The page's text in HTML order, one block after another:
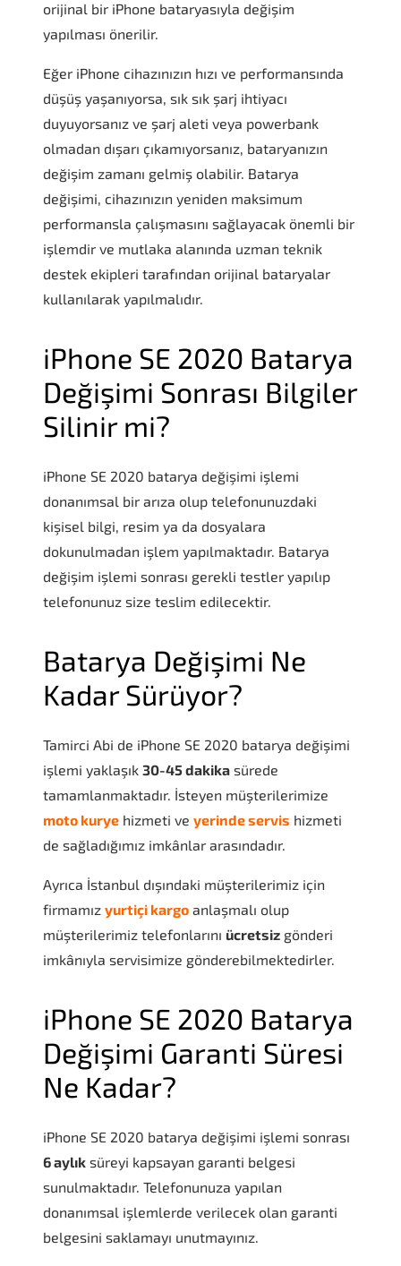
orijinal bir iPhone bataryasıyla değişim
yapılması önerilir.
Eğer iPhone cihazınızın hızı ve performansında
düşüş yaşanıyorsa, sık sık şarj ihtiyacı
duyuyorsanız ve şarj aleti veya powerbank
olmadan dışarı çıkamıyorsanız, bataryanızın
değişim zamanı gelmiş olabilir. Batarya
değişimi, cihazınızın yeniden maksimum
performansla çalışmasını sağlayacak önemli bir
işlemdir ve mutlaka alanında uzman teknik
destek ekipleri tarafından orijinal bataryalar
kullanılarak yapılmalıdır.
iPhone SE 2020 Batarya
Değişimi Sonrası Bilgiler
Silinir mi?
iPhone SE 2020 batarya değişimi işlemi
donanımsal bir arıza olup telefonunuzdaki
kişisel bilgi, resim ya da dosyalara
dokunulmadan işlem yapılmaktadır. Batarya
değişim işlemi sonrası gerekli testler yapılıp
telefonunuz size teslim edilecektir.
Batarya Değişimi Ne
Kadar Sürüyor?
Tamirci Abi de iPhone SE 2020 batarya değişimi
işlemi yaklaşık 30-45 dakika sürede
tamamlanmaktadır. İsteyen müşterilerimize
moto kurye hizmeti ve yerinde servis hizmeti
de sağladığımız imkânlar arasındadır.
Ayrıca İstanbul dışındaki müşterilerimiz için
firmamız yurtiçi kargo anlaşmalı olup
müşterilerimiz telefonlarını ücretsiz gönderi
imkânıyla servisimize gönderebilmektedirler.
iPhone SE 2020 Batarya
Değişimi Garanti Süresi
Ne Kadar?
iPhone SE 2020 batarya değişimi işlemi sonrası
6 aylık süreyi kapsayan garanti belgesi
sunulmaktadır. Telefonunuza yapılan
donanımsal işlemlerde verilecek olan garanti
belgesini saklamayı unutmayınız.